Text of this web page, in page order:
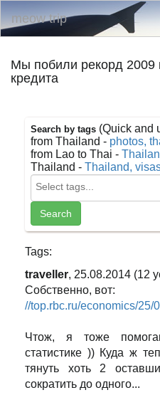
meow trip
Мы побили рекорд 2009
кредита
Search by tags (Quick and
from Thailand - photos,
from Lao to Thai -
Thailand - Thailand,
Tags:
traveller, 25.08.2014 (12
Собственно, вот:
//top.rbc.ru/economics/25/
Чтож, я тоже
статистике )) Куда ж
тянуть хоть 2
сократить до одного...